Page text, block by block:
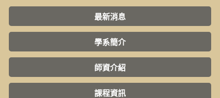
最新消息
學系簡介
師資介紹
課程資訊